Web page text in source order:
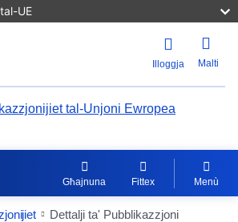
UE
Illoggja Malti
tal-Unjoni Ewropea
Għajnuna Fittex Menù
Dettalji ta' Pubblikazzjoni